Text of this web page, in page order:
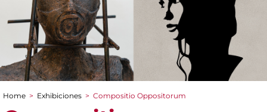
You are here
Home > Exhibiciones > Compositio Oppositorum